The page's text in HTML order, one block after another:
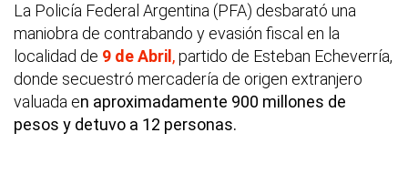
La Policía Federal Argentina (PFA) desbarató una
maniobra de contrabando y evasión fiscal en la
localidad de 9 de Abril ,partido de Esteban Echeverría,
donde secuestró mercadería de origen extranjero
valuada en aproximadamente 900 millones de
pesos y detuvo a 12 personas.